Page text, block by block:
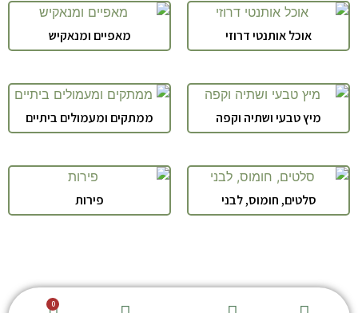
אוכל אותנטי דרוזי מאפיים ומנאקיש
מיץ טבעי ושתיה וקפה ממתקים ומעמולים ביתיים
סלטים, חומוס, לבני פירות